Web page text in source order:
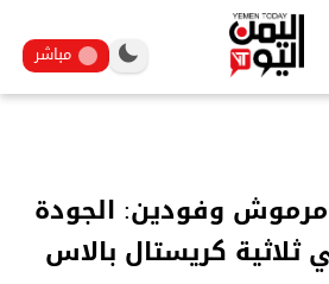
مباشر
مرموش وفودين: الجودة
كريستال بالاس